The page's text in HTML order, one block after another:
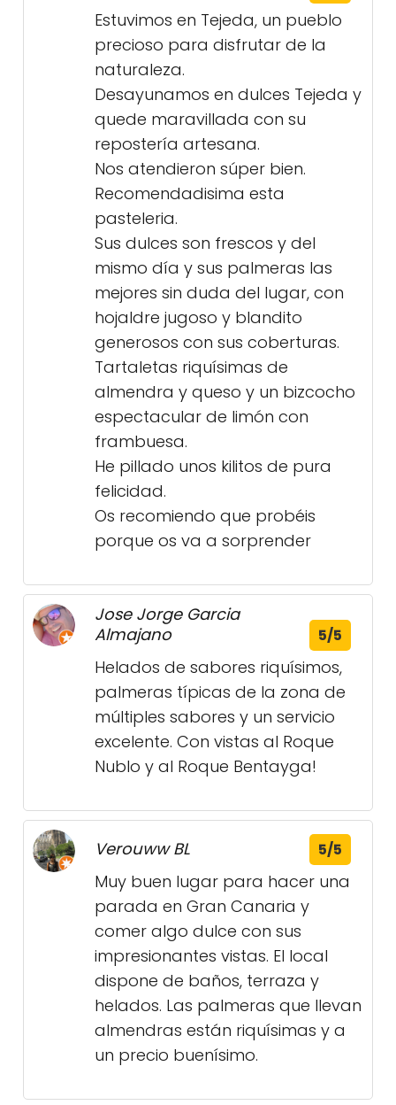
Estuvimos en Tejeda, un pueblo
precioso para disfrutar de la
naturaleza.
Desayunamos en dulces Tejeda y
quede maravillada con su
repostería artesana.
Nos atendieron súper bien.
Recomendadisima esta
pasteleria.
Sus dulces son frescos y del
mismo día y sus palmeras las
mejores sin duda del lugar, con
hojaldre jugoso y blandito
generosos con sus coberturas.
Tartaletas riquísimas de
almendra y queso y un bizcocho
espectacular de limón con
frambuesa.
He pillado unos kilitos de pura
felicidad.
Os recomiendo que probéis
porque os va a sorprender
Jose Jorge Garcia
Almajano
5/5
Helados de sabores riquísimos,
palmeras típicas de la zona de
múltiples sabores y un servicio
excelente. Con vistas al Roque
Nublo y al Roque Bentayga!
Verouww BL 5/5
Muy buen lugar para hacer una
parada en Gran Canaria y
comer algo dulce con sus
impresionantes vistas. El local
dispone de baños, terraza y
helados. Las palmeras que llevan
almendras están riquísimas y a
un precio buenísimo.